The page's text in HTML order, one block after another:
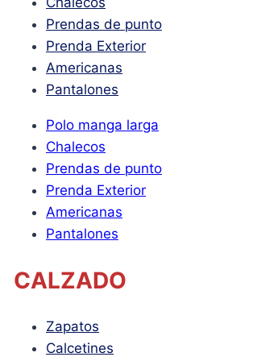
Prendas de punto
Prenda Exterior
Americanas
Pantalones
Polo manga larga
Chalecos
Prendas de punto
Prenda Exterior
Americanas
Pantalones
CALZADO
Zapatos
Calcetines